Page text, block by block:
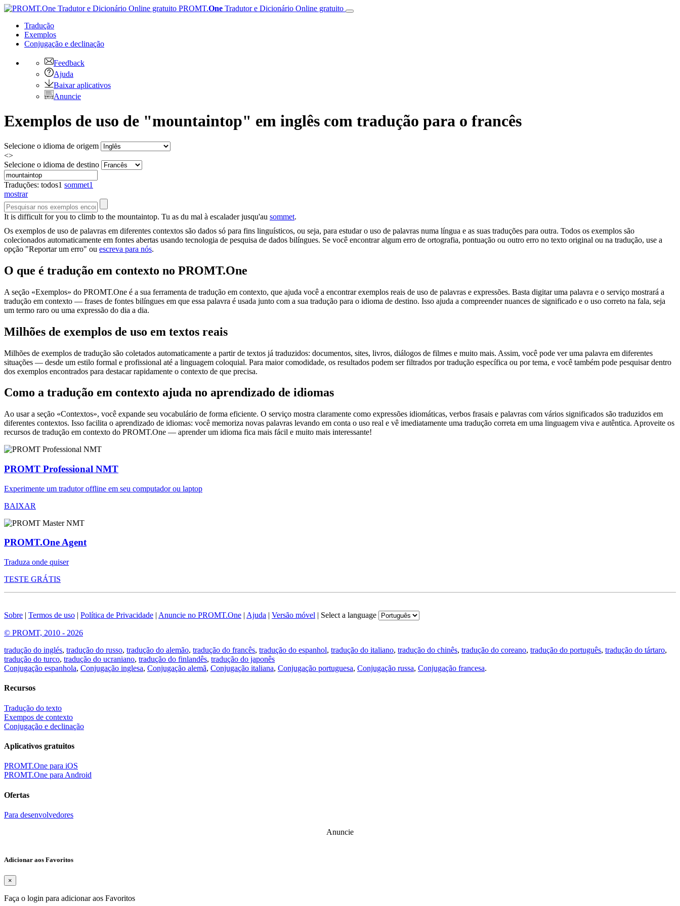
PROMT.One Tradutor e Dicionário Online gratuito
Tradução
Exemplos
Conjugação e declinação
Feedback
Ajuda
Baixar aplicativos
Anuncie
Exemplos de uso de "mountaintop" em inglês com tradução para o francês
Selecione o idioma de origem
<>
Selecione o idioma de destino
Traduções: todos1 sommet1
mostrar
It is difficult for you to climb to the mountaintop. Tu as du mal à escalader jusqu'au sommet.
Os exemplos de uso de palavras em diferentes contextos são dados só para fins linguísticos, ou seja, para estudar o uso de palavras numa língua e as suas traduções para outra. Todos os exemplos são
colecionados automaticamente em fontes abertas usando tecnologia de pesquisa de dados bilíngues. Se você encontrar algum erro de ortografia, pontuação ou outro erro no texto original ou na tradução, use a
opção "Reportar um erro" ou escreva para nós.
O que é tradução em contexto no PROMT.One
A seção «Exemplos» do PROMT.One é a sua ferramenta de tradução em contexto, que ajuda você a encontrar exemplos reais de uso de palavras e expressões. Basta digitar uma palavra e o serviço mostrará a
tradução em contexto — frases de fontes bilíngues em que essa palavra é usada junto com a sua tradução para o idioma de destino. Isso ajuda a compreender nuances de significado e o uso correto na fala, seja
um termo raro ou uma expressão do dia a dia.
Milhões de exemplos de uso em textos reais
Milhões de exemplos de tradução são coletados automaticamente a partir de textos já traduzidos: documentos, sites, livros, diálogos de filmes e muito mais. Assim, você pode ver uma palavra em diferentes
situações — desde um estilo formal e profissional até a linguagem coloquial. Para maior comodidade, os resultados podem ser filtrados por tradução específica ou por tema, e você também pode pesquisar dentro
dos exemplos encontrados para destacar rapidamente o contexto de que precisa.
Como a tradução em contexto ajuda no aprendizado de idiomas
Ao usar a seção «Contextos», você expande seu vocabulário de forma eficiente. O serviço mostra claramente como expressões idiomáticas, verbos frasais e palavras com vários significados são traduzidos em
diferentes contextos. Isso facilita o aprendizado de idiomas: você memoriza novas palavras levando em conta o uso real e vê imediatamente uma tradução correta em uma linguagem viva e autêntica. Aproveite os
recursos de tradução em contexto do PROMT.One — aprender um idioma fica mais fácil e muito mais interessante!
PROMT Professional NMT
Experimente um tradutor offline em seu computador ou laptop
BAIXAR
PROMT.One Agent
Traduza onde quiser
TESTE GRÁTIS
Sobre | Termos de uso | Política de Privacidade | Anuncie no PROMT.One | Ajuda | Versão móvel | Select a language
© PROMT, 2010 - 2026
tradução do inglés, tradução do russo, tradução do alemão, tradução do francês, tradução do espanhol, tradução do italiano, tradução do chinês, tradução do coreano, tradução do português, tradução do tártaro,
tradução do turco, tradução do ucraniano, tradução do finlandês, tradução do japonês
Conjugação espanhola, Conjugação inglesa, Conjugação alemã, Conjugação italiana, Conjugação portuguesa, Conjugação russa, Conjugação francesa.
Recursos
Tradução do texto
Exempos de contexto
Conjugação e declinação
Aplicativos gratuitos
PROMT.One para iOS
PROMT.One para Android
Ofertas
Para desenvolvedores
Anuncie
Adicionar aos Favoritos
×
Faça o login para adicionar aos Favoritos